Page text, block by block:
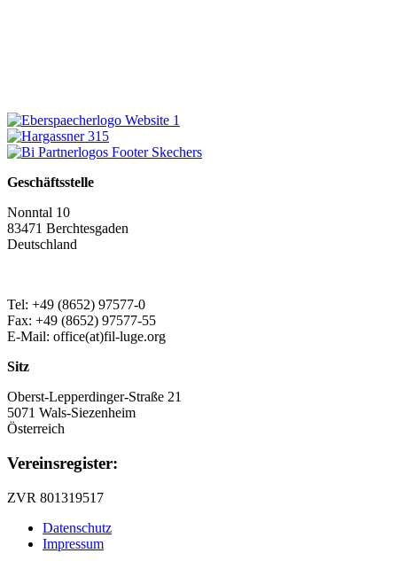
Geschäftsstelle
Nonntal 10
83471 Berchtesgaden
Deutschland
Tel: +49 (8652) 97577-0
Fax: +49 (8652) 97577-55
E-Mail: office(at)fil-luge.org
Sitz
Oberst-Lepperdinger-Straße 21
5071 Wals-Siezenheim
Österreich
Vereinsregister:
ZVR 801319517
Datenschutz
Impressum